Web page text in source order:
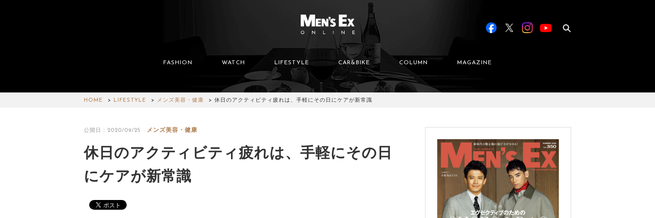
FASHION WATCH LIFESTYLE CAR&BIKE COLUMN MAGAZINE
HOME LIFESTYLE メンズ美容・健康 休日のアクティビティ疲れは、手軽にその日にケアが新常識
公開日：2020/09/25 メンズ美容・健康
休日のアクティビティ疲れは、手軽にその日
にケアが新常識